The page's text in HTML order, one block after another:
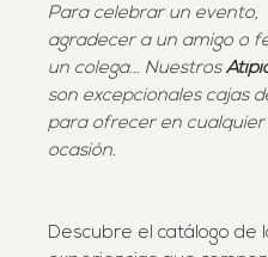
Para celebrar un evento,
agradecer a un amigo o
un colega... Nuestros
son excepcionales cajas
para ofrecer en cualquier
ocasión.
Descubre el catálogo de